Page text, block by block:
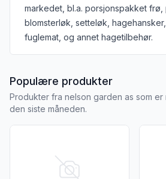
markedet, bl.a. porsjonspakket frø,
blomsterløk, setteløk,
fuglemat, og annet hagetilbehør.
Populære produkterfra
Produkter fra nelson garden as som er
den siste måneden.